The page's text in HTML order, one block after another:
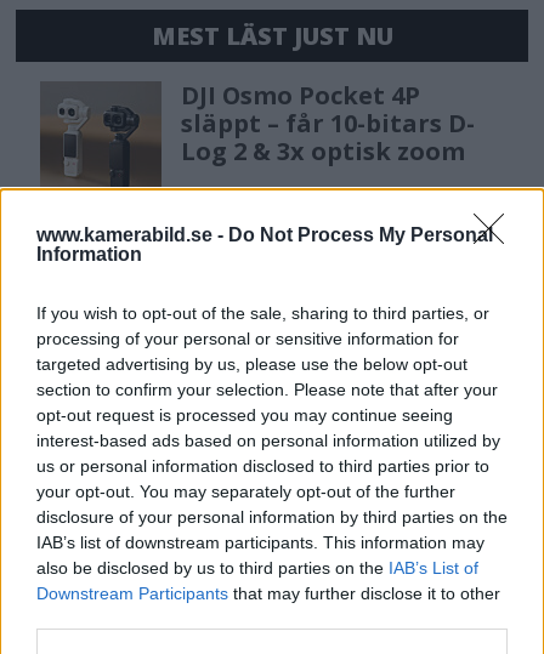
www.kamerabild.se - Do Not Process My Personal
Information
If you wish to opt-out of the sale, sharing to third parties, or
processing of your personal or sensitive information for
targeted advertising by us, please use the below opt-out
section to confirm your selection. Please note that after your
opt-out request is processed you may continue seeing
interest-based ads based on personal information utilized by
us or personal information disclosed to third parties prior to
your opt-out. You may separately opt-out of the further
disclosure of your personal information by third parties on the
IAB’s list of downstream participants. This information may
also be disclosed by us to third parties on the IAB’s List of
Downstream Participants that may further disclose it to other
MEST LÄST JUST NU
DJI Osmo Pocket 4P
släppt – får 10-bitars D-
Log 2 & 3x optisk zoom
Sony lägger bud på
12 miljarder kronor
F3 Foto – Sveriges nya
fotodagar till Göteborg,
Lund & Stockholm
Anna W Thorbjörnsson –
naket med integritet